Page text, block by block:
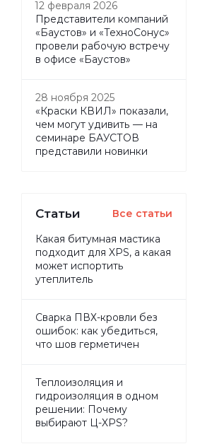
12 февраля 2026
Представители компаний
«Баустов» и «ТехноСонус»
провели рабочую встречу
в офисе «Баустов»
28 ноября 2025
«Краски КВИЛ» показали,
чем могут удивить — на
семинаре БАУСТОВ
представили новинки
Статьи Все статьи
Какая битумная мастика
подходит для XPS, а какая
может испортить
утеплитель
Сварка ПВХ-кровли без
ошибок: как убедиться,
что шов герметичен
Теплоизоляция и
гидроизоляция в одном
решении: Почему
выбирают Ц-XPS?